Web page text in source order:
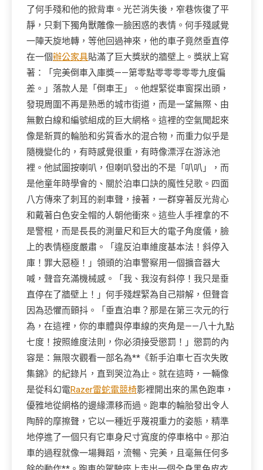
了何手殘和他的掀背車。光芒消失後，窄巷恢復了平
靜，只剩下獨角獸雕像一臉困惑的表情。何手殘感覺
一陣天旋地轉，等他回過神來，他的車子竟然垂直停
在一個辦公家具貼滿了巨大獎狀的牆壁上。獎狀上寫
著：「完美倒車入庫獎——第零點零零零零零九度偏
差。」落款人是「倒車王」。他趕緊從車窗探出頭，
發現周圍不再是熟悉的城市街道，而是一望無際、由
無數白線和編號組成的巨大網格。這裡的空氣聞起來
像是新買的輪胎和劣質香水的混合物，而重力似乎是
隨機變化的，有時感覺很重，有時像漂浮在游泳池
裡。他試圖按喇叭，但喇叭發出的不是「叭叭」，而
是他童年時學會的、關於泊車口訣的魔性兒歌。四面
八方傳來了刺耳的剎車聲，接著，一群穿著反光背心
和戴著白色安全帽的人朝他衝來。這些人手裡拿的不
是警棍，而是長長的測量尺和巨大的電子角度儀，臉
上的表情極度嚴肅。「違反泊車維度基本法！斜停入
庫！罪大惡極！」領頭的泊車警察用一個擴音器大
喊，聲音充滿機械感。「我、我沒有斜停！我只是垂
直停在了牆壁上！」何手殘趕緊為自己辯解，但聲音
因為恐懼而顫抖。「垂直泊車？那是在第三次元的行
為，在這裡，你的車體與停車線的夾角是——八十九點
七度！按照維度法則，你必須接受懲罰！」懲罰的內
容是：無限次觀看一部名為**《新手泊車七百次失敗
集錦》的紀錄片，直到哭泣為止。就在這時，一輛像
是從科幻電Razer雷蛇電競椅影裡開出來的黑色跑車，
優雅地從網格的邊緣漂移而過。跑車的輪胎發出令人
陶醉的摩擦聲，它以一種近乎蔑視重力的姿態，精準
地停進了一個只有它車身尺寸寬度的停車格中。那泊
車的過程就像一場舞蹈，流暢、完美，且毫無任何多